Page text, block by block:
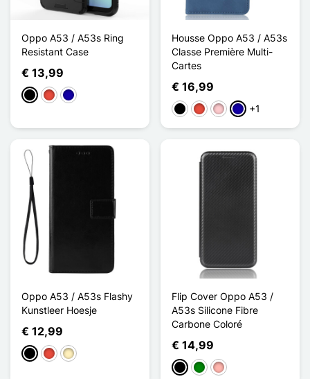
Oppo A53 / A53s Ring
Resistant Case
€ 13,99
ZwartRoodDonkerblauw
Housse Oppo A53 / A53s
Classe Première Multi-
Cartes
€ 16,99
ZwartRoodRozeDonkerblauw
+1
Oppo A53 / A53s Flashy
Kunstleer Hoesje
€ 12,99
ZwartRoodGolden
Flip Cover Oppo A53 /
A53s Silicone Fibre
Carbone Coloré
€ 14,99
ZwartGroenRose Goud